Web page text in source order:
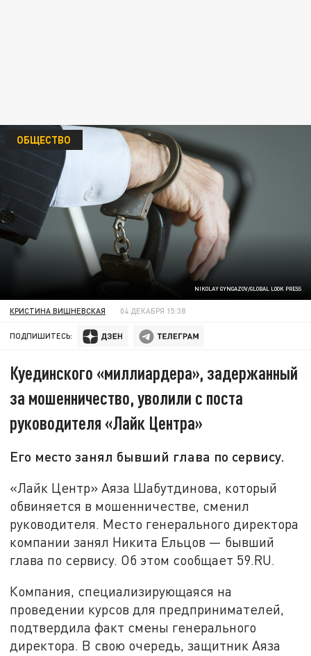
NIKOLAY GYNGAZOV/GLOBAL LOOK PRESS
ОБЩЕСТВО
КРИСТИНА ВИШНЕВСКАЯ 04 ДЕКАБРЯ 15:38
ПОДПИШИТЕСЬ:
Куединского «миллиардера», задержанный
за мошенничество, уволили с поста
руководителя «Лайк Центра»
Его место занял бывший глава по сервису.
«Лайк Центр» Аяза Шабутдинова, который
обвиняется в мошенничестве, сменил
руководителя. Место генерального директора
компании занял Никита Ельцов — бывший
глава по сервису. Об этом сообщает 59.RU.
Компания, специализирующаяся на
проведении курсов для предпринимателей,
подтвердила факт смены генерального
директора. В свою очередь, защитник Аяза